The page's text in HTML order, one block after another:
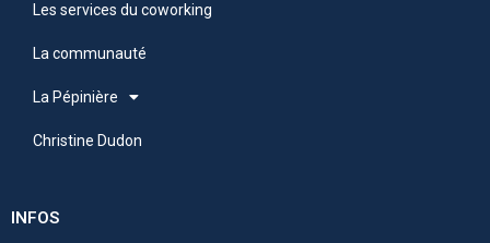
Les services du coworking
La communauté
La Pépinière
Christine Dudon
INFOS